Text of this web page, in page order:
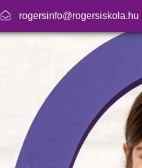
rogersinfo@rogersiskola.hu